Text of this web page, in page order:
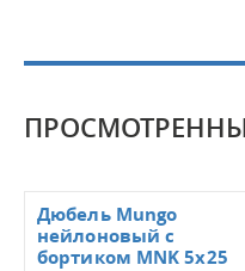
Дюбель Mungo
нейлоновый с
бортиком MNK 5х25